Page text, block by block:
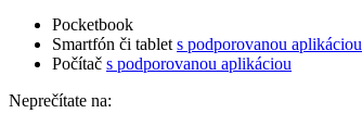
Pocketbook
Smartfón či tablet s podporovanou aplikáciou
Počítač s podporovanou aplikáciou
Neprečítate na: